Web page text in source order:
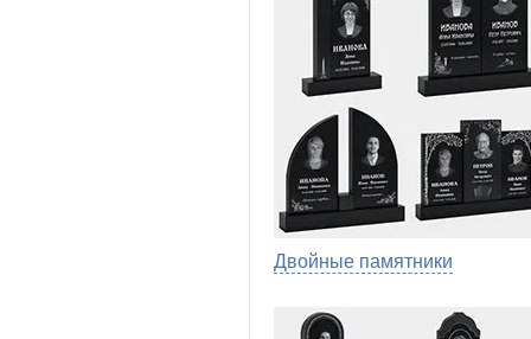
Двойные памятники